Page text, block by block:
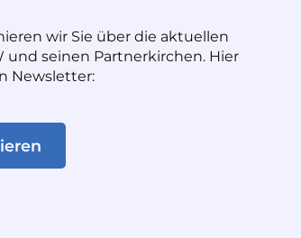
wir Sie über die aktuellen
und seinen Partnerkirchen. Hier
Newsletter: